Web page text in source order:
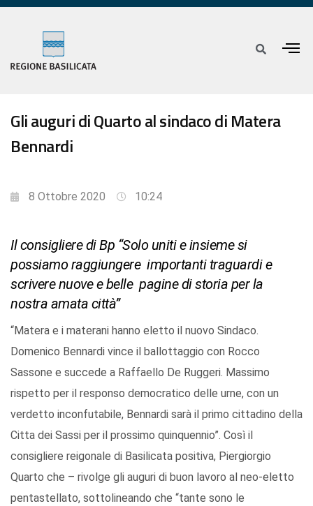
Gli auguri di Quarto al sindaco di Matera
Bennardi
8 Ottobre 2020 10:24
Il consigliere di Bp “Solo uniti e insieme si
possiamo raggiungere importanti traguardi e
scrivere nuove e belle pagine di storia per la
nostra amata città”
“Matera e i materani hanno eletto il nuovo Sindaco.
Domenico Bennardi vince il ballottaggio con Rocco
Sassone e succede a Raffaello De Ruggeri. Massimo
rispetto per il responso democratico delle urne, con un
verdetto inconfutabile, Bennardi sarà il primo cittadino della
Citta dei Sassi per il prossimo quinquennio”. Così il
consigliere reigonale di Basilicata positiva, Piergiorgio
Quarto che – rivolge gli auguri di buon lavoro al neo-eletto
pentastellato, sottolineando che “tante sono le